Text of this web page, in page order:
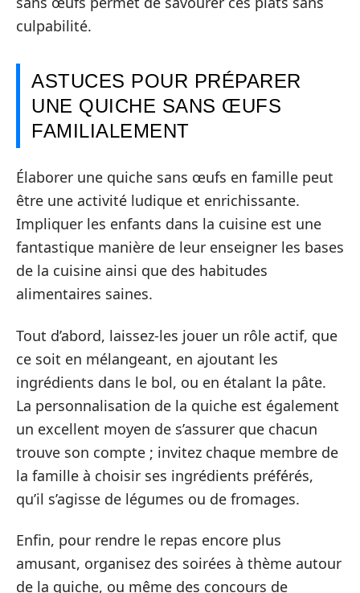
culpabilité.
ASTUCES POUR PRÉPARER
UNE QUICHE SANS ŒUFS
FAMILIALEMENT
Élaborer une quiche sans œufs en famille peut
être une activité ludique et enrichissante.
Impliquer les enfants dans la cuisine est une
fantastique manière de leur enseigner les bases
de la cuisine ainsi que des habitudes
alimentaires saines.
Tout d’abord, laissez-les jouer un rôle actif, que
ce soit en mélangeant, en ajoutant les
ingrédients dans le bol, ou en étalant la pâte.
La personnalisation de la quiche est également
un excellent moyen de s’assurer que chacun
trouve son compte ; invitez chaque membre de
la famille à choisir ses ingrédients préférés,
qu’il s’agisse de légumes ou de fromages.
Enfin, pour rendre le repas encore plus
amusant, organisez des soirées à thème autour
de la quiche, ou même des concours de